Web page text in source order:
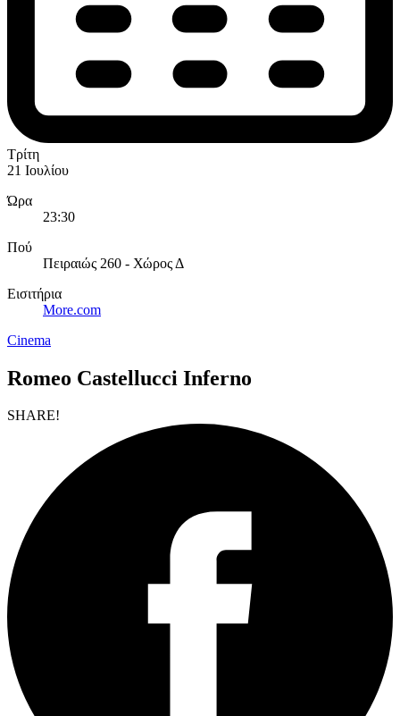
Τρίτη
21 Ιουλίου
Ώρα
23:30
Πού
Πειραιώς 260 - Χώρος Δ
Εισιτήρια
More.com
Cinema
Romeo Castellucci Inferno
SHARE!